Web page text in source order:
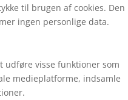
til brugen af cookies. Den
ingen personlige data.
udføre visse funktioner som
medieplatforme, indsamle